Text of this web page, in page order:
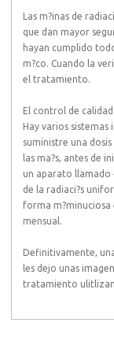
Las m?inas de
que dan mayor
hayan cumplido
m?co. Cuando la
el tratamiento.
El control de
Hay varios
suministre una
las ma?s, antes de
un aparato llamado
de la radiaci?s
forma m?minuciosa
mensual.
Definitivamente,
les dejo unas
tratamiento